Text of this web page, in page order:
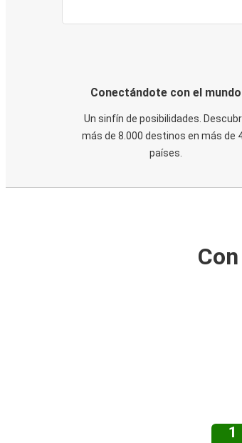
Conectándote con el mundo
Un sinfín de posibilidades.
más de 8.000 destinos en más de
países.
1